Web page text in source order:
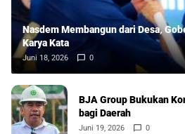
Nasdem Membangun dari Desa,
Karya Kata
Juni 18, 2026 0
BJA Group Bukukan
bagi Daerah
Juni 19, 2026 0